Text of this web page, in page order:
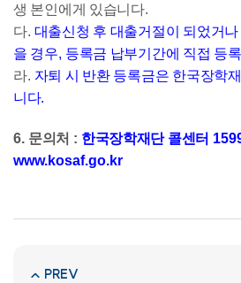
생 본인에게 있습니다.
다. 대출신청 후 대출거절이 되었거
을 경우, 등록금 납부기간에 직접 등
라. 자퇴 시 반환 등록금은 한국장학
니다.
6. 문의처 : 한국장학재단 콜센터
www.kosaf.go.kr
PREV